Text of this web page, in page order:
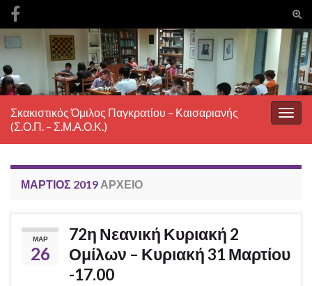
Search for:
Σκακιστικός Όμιλος Παγκρατίου – Καισαριανής
(Σ.Ο.Π. – Σ.Μ.Α.Ο.Κ.)
ΜΆΡΤΙΟΣ 2019 ΑΡΧΕΊΟ
ΜΑΡ
26
72η Νεανική Κυριακή 2
Ομίλων – Κυριακή 31 Μαρτίου
-17.00